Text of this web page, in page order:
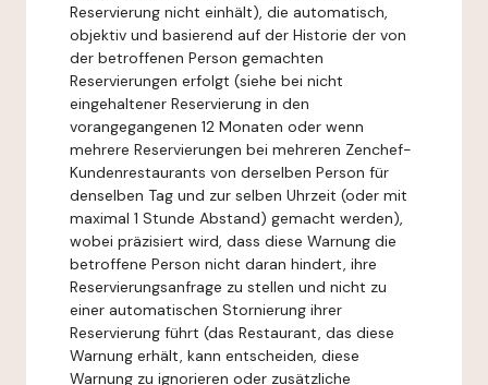
Reservierung nicht einhält), die automatisch,
objektiv und basierend auf der Historie der von
der betroffenen Person gemachten
Reservierungen erfolgt (siehe bei nicht
eingehaltener Reservierung in den
vorangegangenen 12 Monaten oder wenn
mehrere Reservierungen bei mehreren Zenchef-
Kundenrestaurants von derselben Person für
denselben Tag und zur selben Uhrzeit (oder mit
maximal 1 Stunde Abstand) gemacht werden),
wobei präzisiert wird, dass diese Warnung die
betroffene Person nicht daran hindert, ihre
Reservierungsanfrage zu stellen und nicht zu
einer automatischen Stornierung ihrer
Reservierung führt (das Restaurant, das diese
Warnung erhält, kann entscheiden, diese
Warnung zu ignorieren oder zusätzliche